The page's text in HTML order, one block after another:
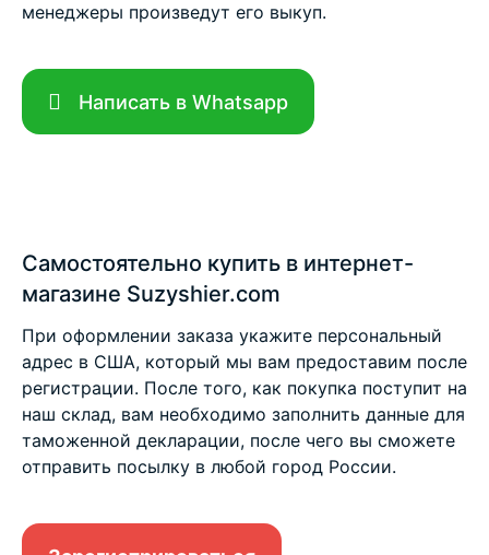
менеджеры произведут его выкуп.
Написать в Whatsapp
Самостоятельно купить в интернет-
магазине Suzyshier.com
При оформлении заказа укажите персональный
адрес в США, который мы вам предоставим после
регистрации. После того, как покупка поступит на
наш склад, вам необходимо заполнить данные для
таможенной декларации, после чего вы сможете
отправить посылку в любой город России.